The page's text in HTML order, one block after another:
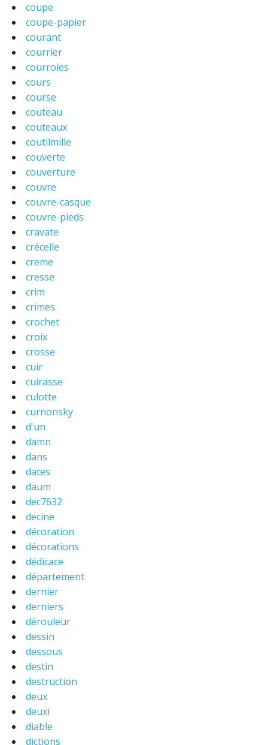
coupe
coupe-papier
courant
courrier
courroies
cours
course
couteau
couteaux
coutilmille
couverte
couverture
couvre
couvre-casque
couvre-pieds
cravate
crécelle
creme
cresse
crim
crimes
crochet
croix
crosse
cuir
cuirasse
culotte
curnonsky
d'un
damn
dans
dates
daum
dec7632
decine
décoration
décorations
dédicace
département
dernier
derniers
dérouleur
dessin
dessous
destin
destruction
deux
deuxi
diable
dictions